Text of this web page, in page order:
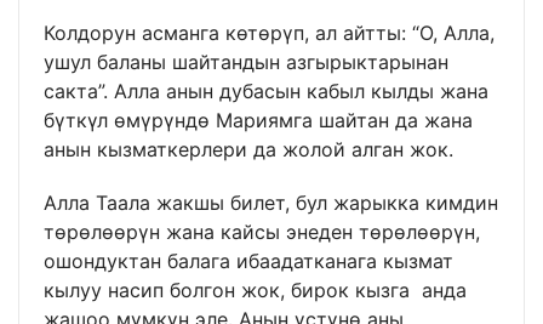
Колдорун асманга көтөрүп, ал айтты: “О, Алла,
ушул баланы шайтандын азгырыктарынан
сакта”. Алла анын дубасын кабыл кылды жана
бүткүл өмүрүндө Мариямга шайтан да жана
анын кызматкерлери да жолой алган жок.
Алла Таала жакшы билет, бул жарыкка кимдин
төрөлөөрүн жана кайсы энеден төрөлөөрүн,
ошондуктан балага ибаадатканага кызмат
кылуу насип болгон жок, бирок кызга анда
жашоо мүмкүн эле. Анын үстүнө аны